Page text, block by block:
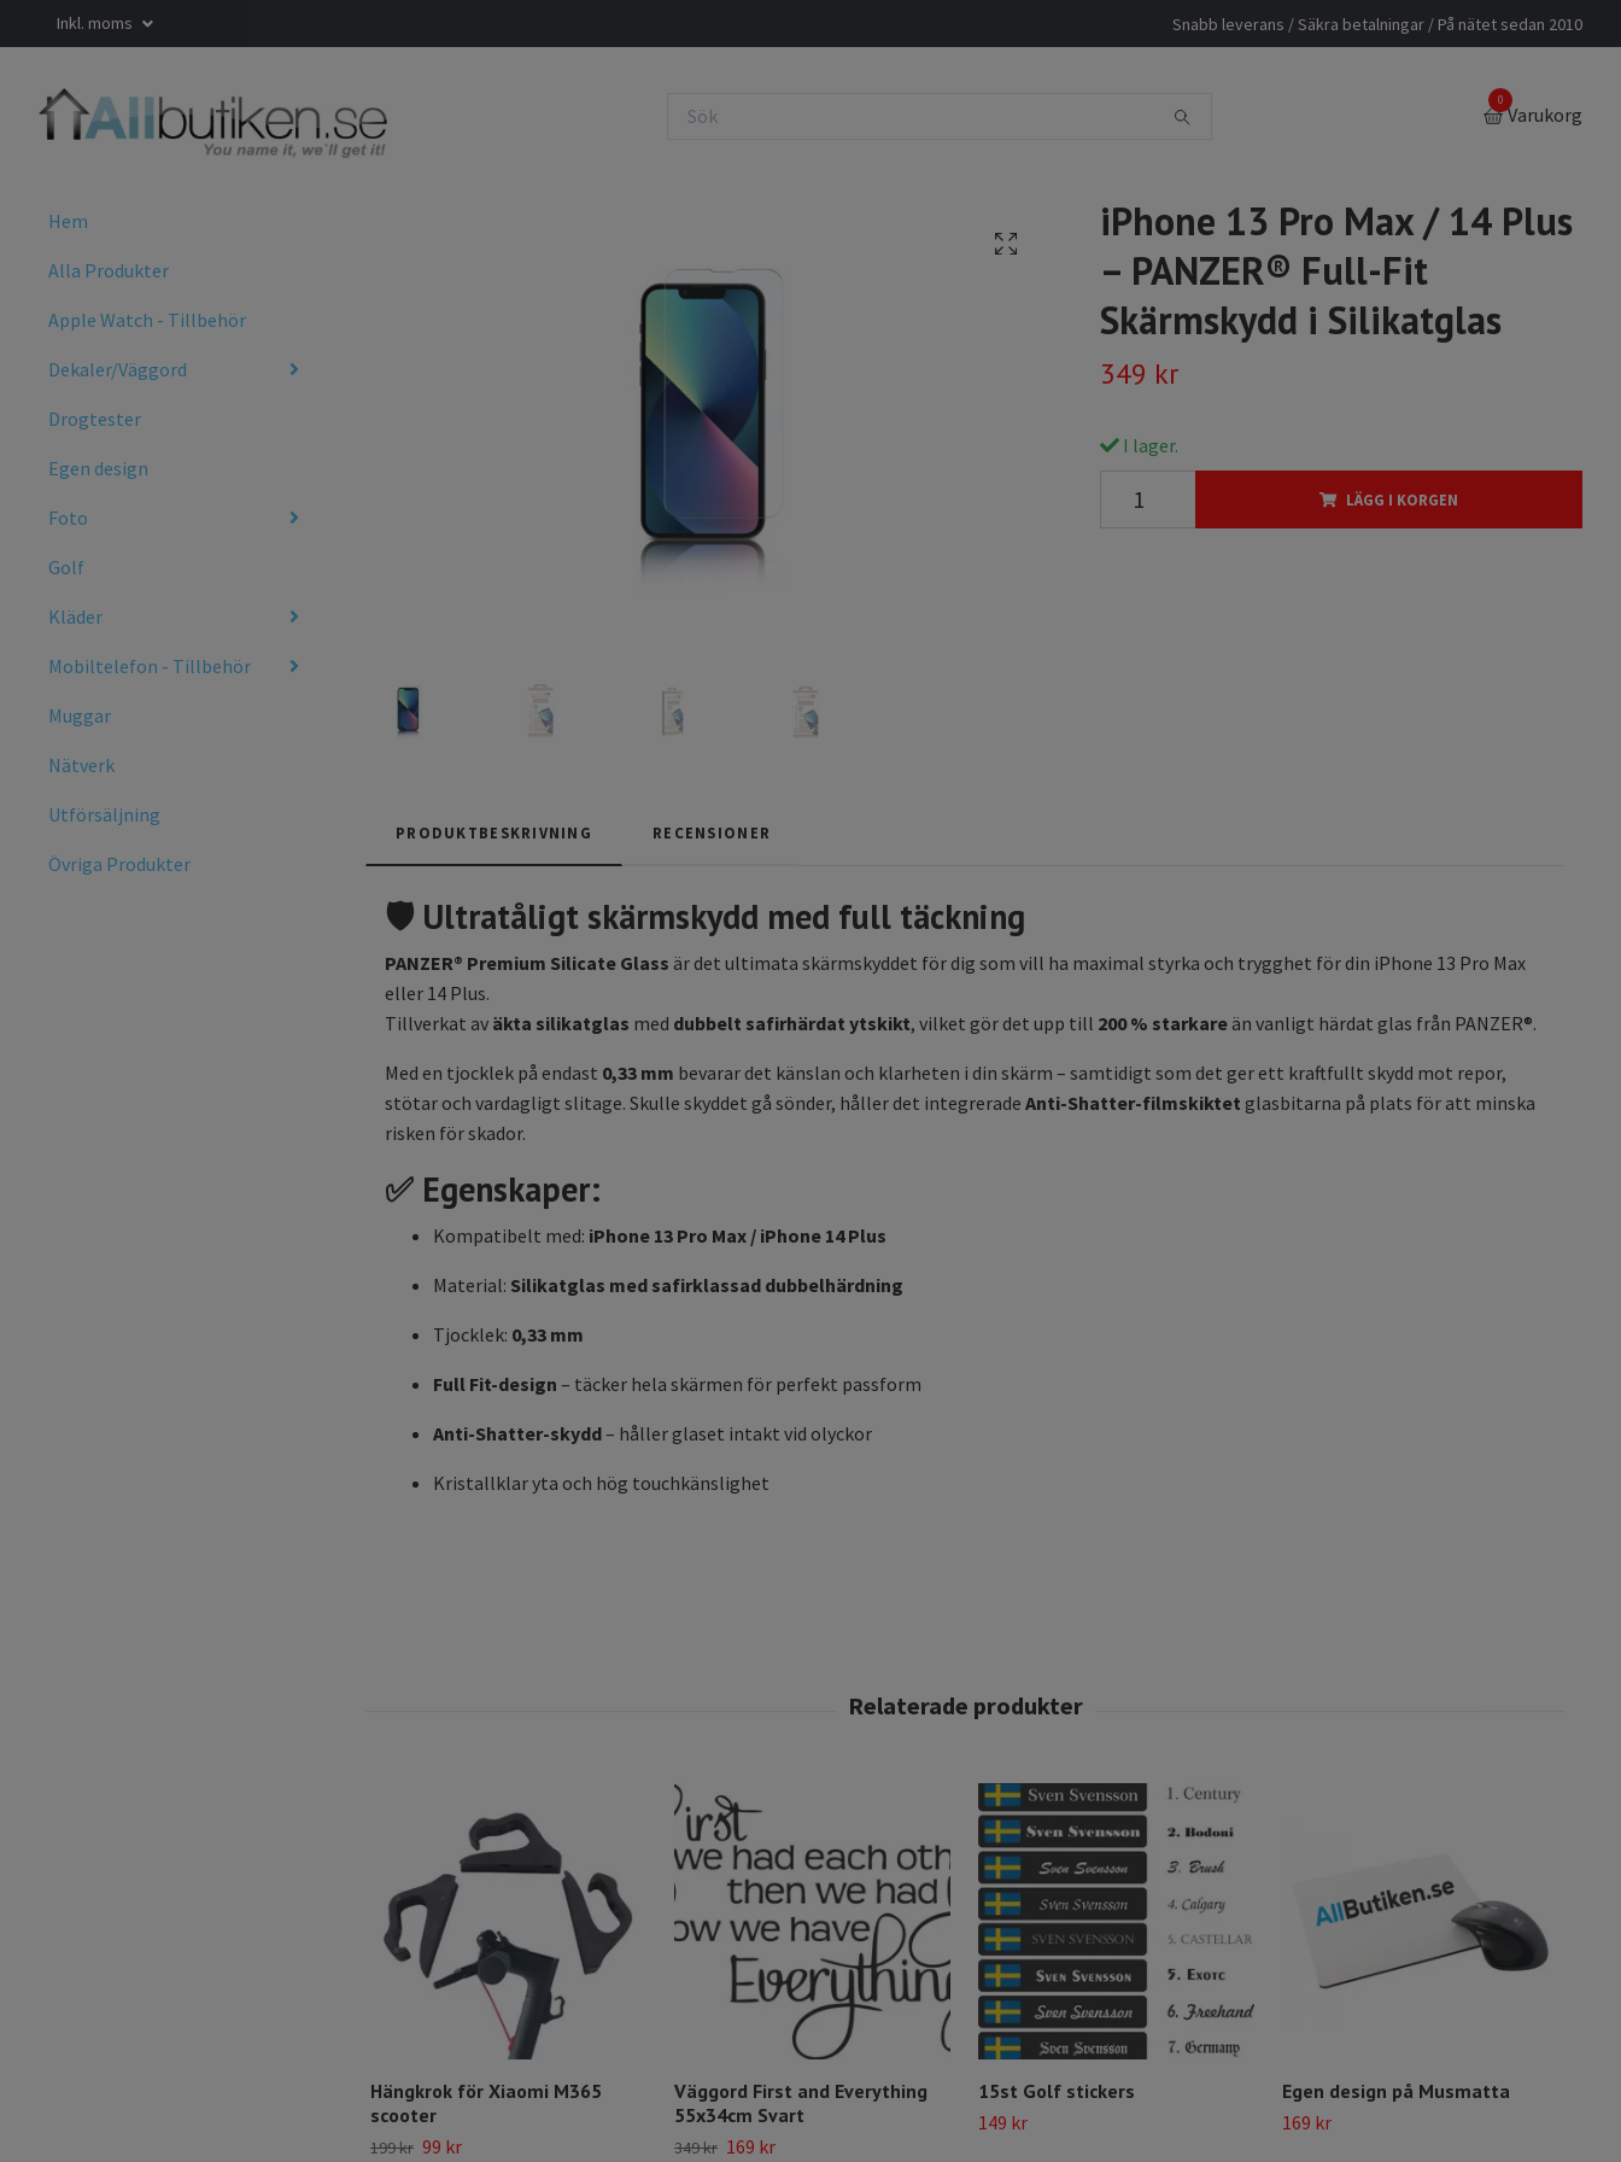
Inkl. moms Snabb leverans / Säkra betalningar / På nätet sedan 2010
0
Varukorg
Hem
Alla Produkter
Apple Watch - Tillbehör
Dekaler/Väggord
Drogtester
Egen design
Foto
Golf
Kläder
Mobiltelefon - Tillbehör
Muggar
Nätverk
Utförsäljning
Övriga Produkter
iPhone 13 Pro Max / 14 Plus
– PANZER® Full-Fit
Skärmskydd i Silikatglas
349 kr
I lager.
LÄGG I KORGEN
PRODUKTBESKRIVNING RECENSIONER
🛡️ Ultratåligt skärmskydd med full täckning
PANZER® Premium Silicate Glass är det ultimata skärmskyddet för dig som vill ha maximal styrka och trygghet för din iPhone 13 Pro Max
eller 14 Plus.
Tillverkat av äkta silikatglas med dubbelt safirhärdat ytskikt, vilket gör det upp till 200 % starkare än vanligt härdat glas från PANZER®.
Med en tjocklek på endast 0,33 mm bevarar det känslan och klarheten i din skärm – samtidigt som det ger ett kraftfullt skydd mot repor,
stötar och vardagligt slitage. Skulle skyddet gå sönder, håller det integrerade Anti-Shatter-filmskiktet glasbitarna på plats för att minska
risken för skador.
✅ Egenskaper:
Kompatibelt med: iPhone 13 Pro Max / iPhone 14 Plus
Material: Silikatglas med safirklassad dubbelhärdning
Tjocklek: 0,33 mm
Full Fit-design – täcker hela skärmen för perfekt passform
Anti-Shatter-skydd– håller glaset intakt vid olyckor
Kristallklar yta och hög touchkänslighet
Hängkrok för Xiaomi M365
scooter
199 kr 99 kr
Väggord First and Everything
55x34cm Svart
349 kr 169 kr
15st Golf stickers
149 kr
Egen design på Musmatta
169 kr